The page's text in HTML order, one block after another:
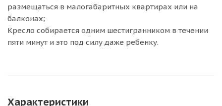
размещаться в малогабаритных квартирах или на
балконах;
Кресло собирается одним шестигранником в течении
пяти минут и это под силу даже ребенку.
Характеристики